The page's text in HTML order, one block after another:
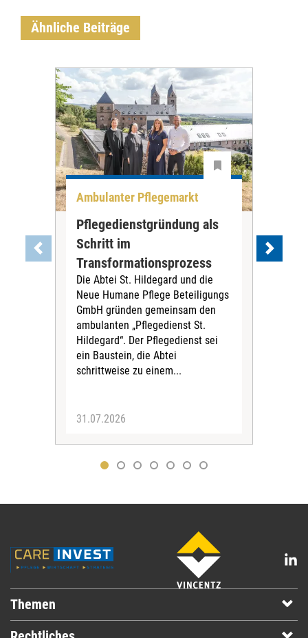
Ähnliche Beiträge
Ambulanter Pflegemarkt
Pflegedienstgründung als
Schritt im
Transformationsprozess
Die Abtei St. Hildegard und die
Neue Humane Pflege Beteiligungs
GmbH gründen gemeinsam den
ambulanten „Pflegedienst St.
Hildegard“. Der Pflegedienst sei
ein Baustein, die Abtei
schrittweise zu einem...
31.07.2026
Themen